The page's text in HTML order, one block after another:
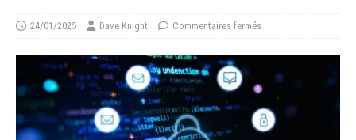
24/01/2025 Dave Knight Commentaires fermés